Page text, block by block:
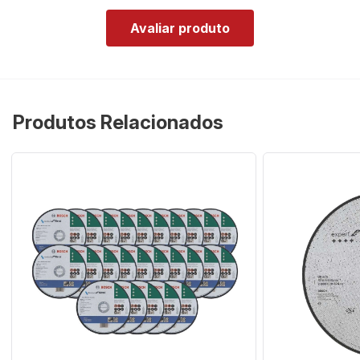
Avaliar produto
Produtos Relacionados